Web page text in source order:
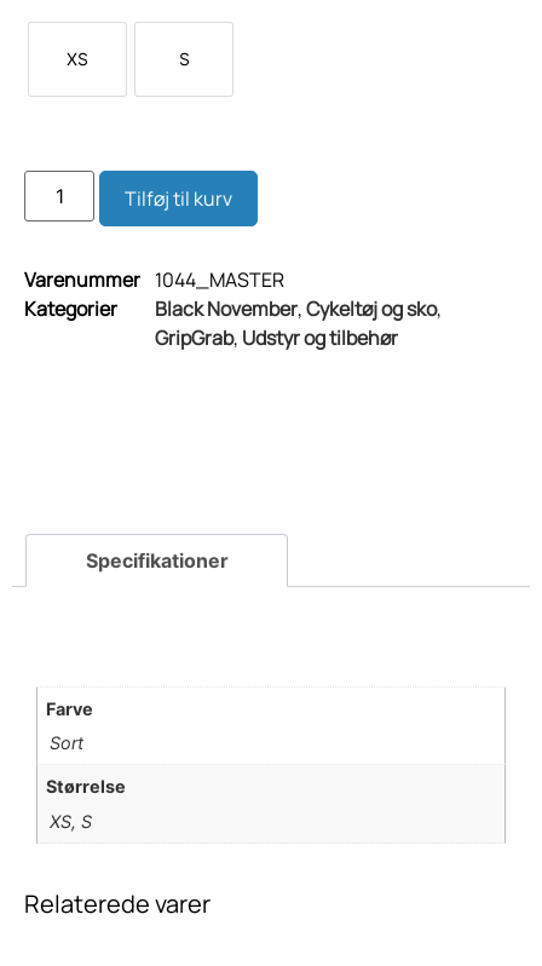
XS S
Tilføj til kurv
Varenummer 1044_MASTER
Kategorier
Black November,Cykeltøj og sko,
GripGrab, Udstyr og tilbehør
Farve
Sort
Størrelse
XS, S
Relaterede varer